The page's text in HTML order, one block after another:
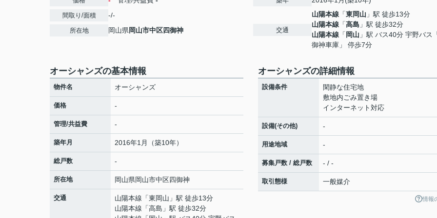
間取り/面積 -/-
所在地 岡山県岡山市中区四御神 交通
山陽本線 「東岡山 」駅 徒歩13分
山陽本線 「高島 」駅 徒歩32分
山陽本線 「 岡山 」駅 バス40分 宇野バス
御神車庫」 停歩7分
オーシャンズの基本情報
物件名 オーシャンズ
価格 -
管理/共益費 -
築年月 2016年1月（築10年）
総戸数 -
所在地 岡山県岡山市中区四御神
交通 山陽本線 「東岡山 」駅 徒歩13分
山陽本線 「高島 」駅 徒歩32分
オーシャンズの詳細情報
設備条件
閑静な住宅地
敷地内ごみ置き場
インターネット対応
設備(その他) -
用途地域 -
募集戸数 / 総戸数 - / -
取引態様 一般媒介
情報